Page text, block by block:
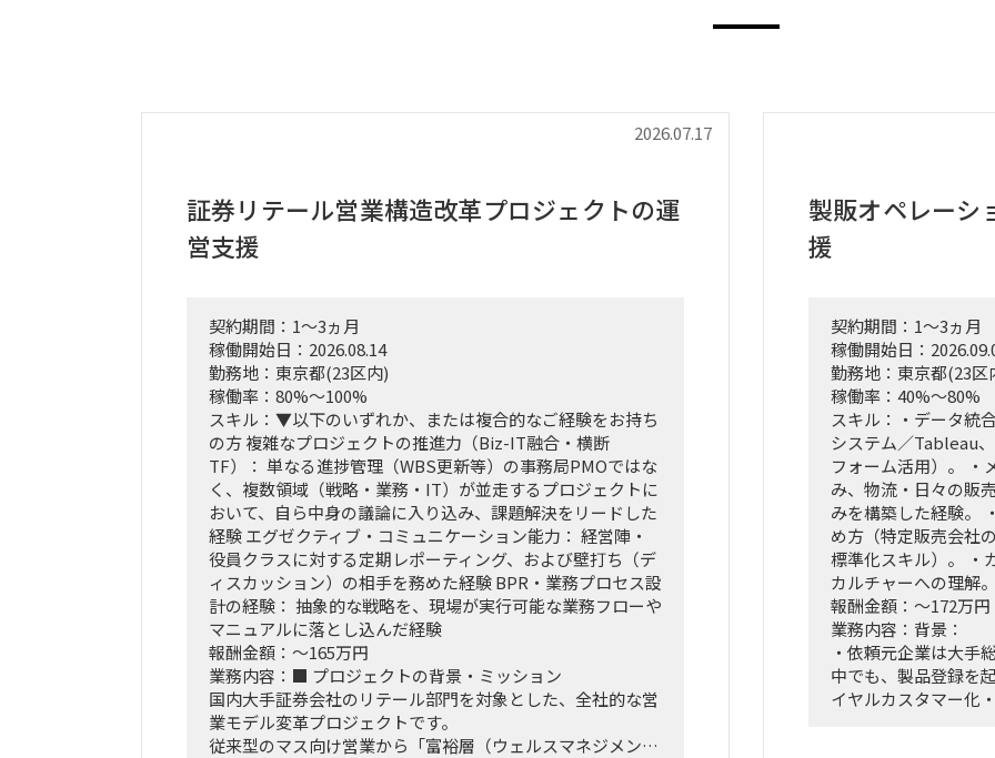
2026.07.17
証券リテール営業構造改革プロジェクトの運
営支援
契約期間：1～3ヵ月
稼働開始日：2026.08.14
勤務地：東京都(23区内)
稼働率：80%～100%
スキル：▼以下のいずれか、または複合的なご経験をお持ち
の方 複雑なプロジェクトの推進力（Biz-IT融合・横断
TF）： 単なる進捗管理（WBS更新等）の事務局PMOではな
く、複数領域（戦略・業務・IT）が並走するプロジェクトに
おいて、自ら中身の議論に入り込み、課題解決をリードした
経験 エグゼクティブ・コミュニケーション能力： 経営陣・
役員クラスに対する定期レポーティング、および壁打ち（デ
ィスカッション）の相手を務めた経験 BPR・業務プロセス設
計の経験： 抽象的な戦略を、現場が実行可能な業務フローや
マニュアルに落とし込んだ経験
報酬金額：～165万円
業務内容：■ プロジェクトの背景・ミッション
国内大手証券会社のリテール部門を対象とした、全社的な営
業モデル変革プロジェクトです。
従来型のマス向け営業から「富裕層（ウェルスマネジメン
製販オペレーシ
援
契約期間：1～3ヵ月
稼働開始日：
勤務地：東京都(23区
稼働率：40%～80%
スキル：・データ統
システム／Tableau
フォーム活用）。 ・
み、物流・日々の販
みを構築した経験。
め方（特定販売会社
標準化スキル）。 ・
カルチャーへの理解
報酬金額：～172万円
業務内容：背景：
・依頼元企業は大手
中でも、製品登録を
イヤルカスタマー化